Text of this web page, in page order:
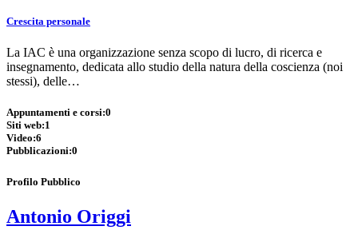
Crescita personale
La IAC è una organizzazione senza scopo di lucro, di ricerca e
insegnamento, dedicata allo studio della natura della coscienza (noi
stessi), delle…
Appuntamenti e corsi:0
Siti web:1
Video:6
Pubblicazioni:0
Profilo Pubblico
Antonio Origgi